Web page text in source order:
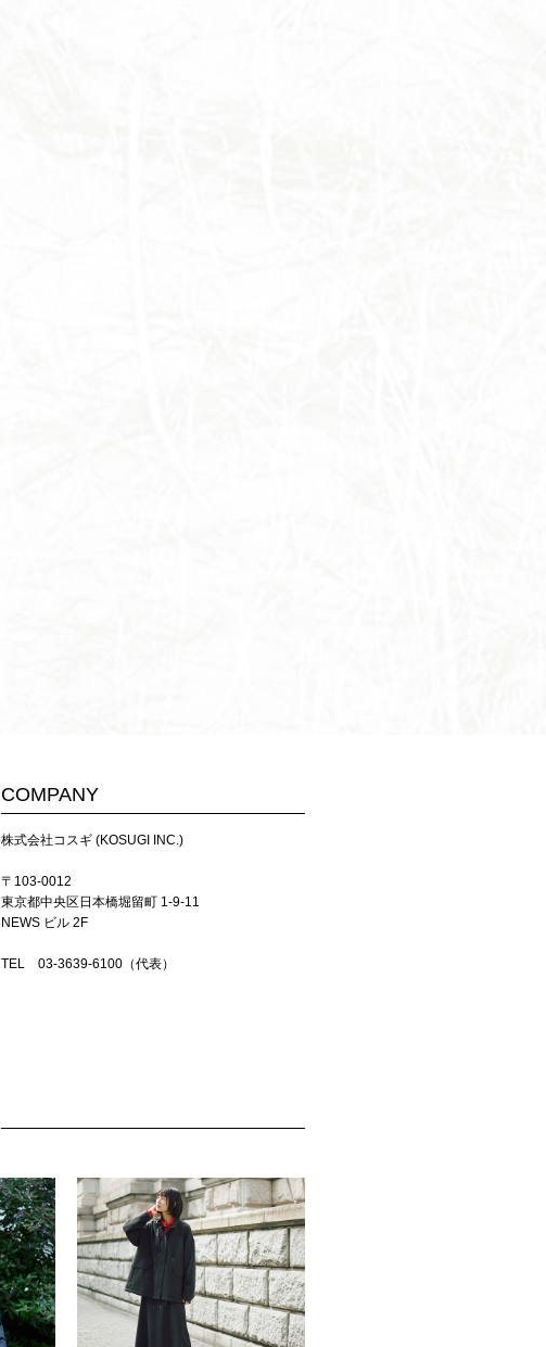
COMPANY
株式会社コスギ (KOSUGI INC.)
〒103-0012
東京都中央区日本橋堀留町 1-9-11
NEWS ビル 2F
TEL 03-3639-6100（代表）